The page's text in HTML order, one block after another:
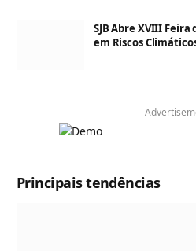
SJB Abre XVIII
em Riscos
Principais tendências